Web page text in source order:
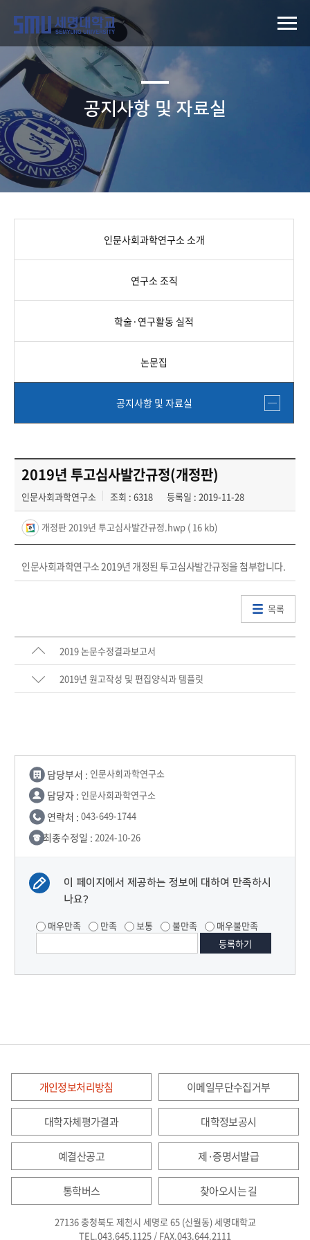
공지사항 및 자료실
인문사회과학연구소 소개
연구소 조직
학술·연구활동 실적
논문집
공지사항 및 자료실
2019년 투고심사발간규정(개정판)
인문사회과학연구소 조회 : 6318 등록일 : 2019-11-28
개정판 2019년 투고심사발간규정.hwp ( 16 kb)
인문사회과학연구소 2019년 개정된 투고심사발간규정을 첨부합니다.
목록
2019 논문수정결과보고서
2019년 원고작성 및 편집양식과 템플릿
담당부서 : 인문사회과학연구소
담당자 : 인문사회과학연구소
연락처 : 043-649-1744
최종수정일 : 2024-10-26
이 페이지에서 제공하는 정보에 대하여 만족하시
나요?
매우만족 만족 보통 불만족 매우불만족
개인정보처리방침 이메일무단수집거부
대학자체평가결과 대학정보공시
예결산공고 제·증명서발급
통학버스 찾아오시는 길
27136 충청북도 제천시 세명로 65 (신월동) 세명대학교
TEL.043.645.1125 / FAX.043.644.2111